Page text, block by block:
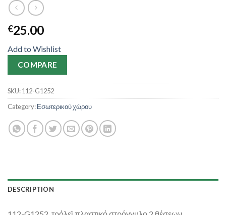
€25.00
Add to Wishlist
COMPARE
SKU:112-G1252
Category:Εσωτερικού χώρου
DESCRIPTION